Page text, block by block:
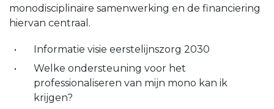
monodisciplinaire samenwerking en de financiering
hiervan centraal.
Informatie visie eerstelijnszorg 2030
Welke ondersteuning voor het
professionaliseren van mijn mono kan ik
krijgen?